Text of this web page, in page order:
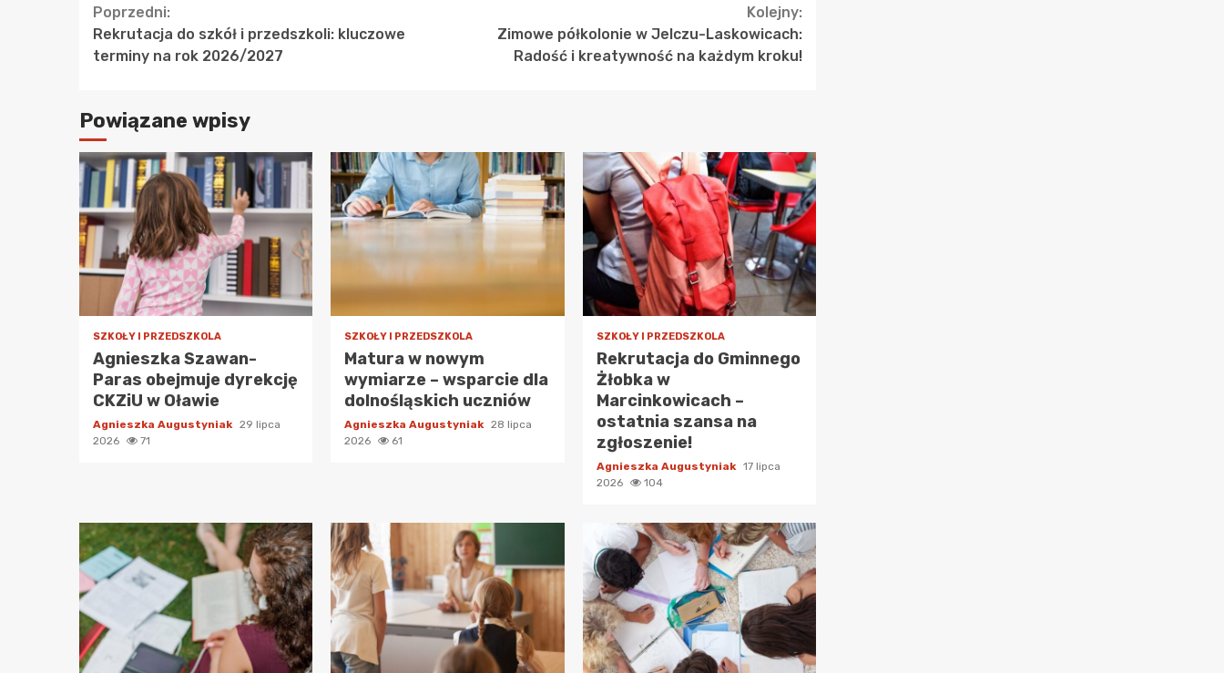
Continue
Reading
Poprzedni:
Rekrutacja do szkół i przedszkoli: kluczowe
terminy na rok 2026/2027
Kolejny:
Zimowe półkolonie w Jelczu-Laskowicach:
Radość i kreatywność na każdym kroku!
Powiązane wpisy
SZKOŁY I PRZEDSZKOLA
Agnieszka Szawan-
Paras obejmuje dyrekcję
CKZiU w Oławie
Agnieszka Augustyniak 29 lipca
2026
71
SZKOŁY I PRZEDSZKOLA
Matura w nowym
wymiarze – wsparcie dla
dolnośląskich uczniów
Agnieszka Augustyniak 28 lipca
2026
61
SZKOŁY I PRZEDSZKOLA
Rekrutacja do Gminnego
Żłobka w
Marcinkowicach –
ostatnia szansa na
zgłoszenie!
Agnieszka Augustyniak 17 lipca
2026
104